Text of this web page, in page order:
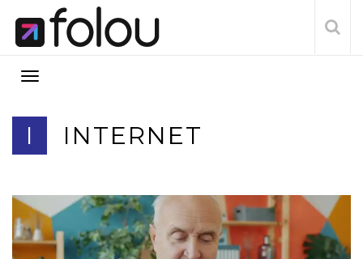
I INTERNET